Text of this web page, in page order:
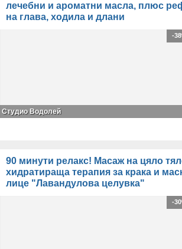
лечебни и ароматни масла, плюс
на глава, ходила и длани
-
Студио Водолей
90 минути релакс! Масаж на цяло
хидратираща терапия за крака и
лице "Лавандулова целувка"
-